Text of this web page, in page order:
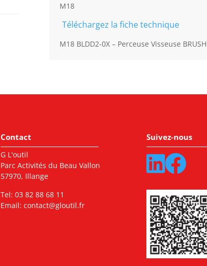
M18
Téléchargez la fiche technique
M18 BLDD2-0X – Perceuse Visseuse
Contact
G L'outil
Parc Activités du Beau Vallon
57970, Illange
Tel: 03 82 88 68 11
Email: contact@gloutil.fr
Suivez-nous